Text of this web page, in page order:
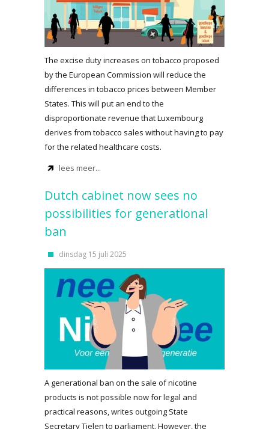
The excise duty increases on tobacco proposed
by the European Commission will reduce the
differences in tobacco prices between Member
States. This will put an end to the
disproportionate revenue that Luxembourg
derives from tobacco sales without having to pay
for the related healthcare costs.
lees meer...
Dutch cabinet now sees no
possibilities for generational
ban
dinsdag 15 juli 2025
A generational ban on the sale of nicotine
products is not possible now for legal and
practical reasons, writes outgoing State
Secretary Tielen to parliament. However, the